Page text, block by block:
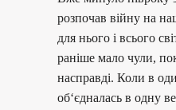
розпочав війну на
для нього і всього
раніше мало чули,
насправді. Коли в
об‘єдналась в одну